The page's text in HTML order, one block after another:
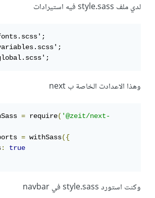
لدي ملف style.sass فيه استيرادات
وهذا الاعدادت الخاصة ب next
= require('@zeit/next-
= withSass({
:
true
وكنت استورد style.sass في navbar